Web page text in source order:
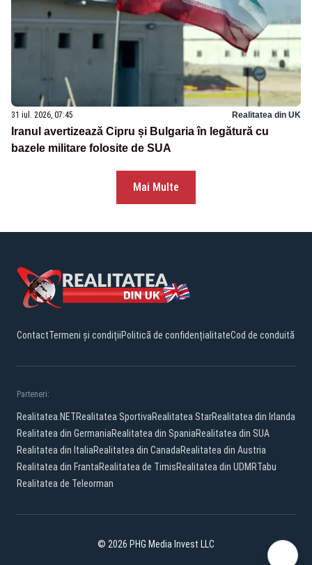
31 iul. 2026, 07:45 Realitatea din UK
Iranul avertizează Cipru și Bulgaria în legătură cu
bazele militare folosite de SUA
Mai Multe
ContactTermeni și condițiiPolitică de confidențialitateCod de conduită
Parteneri:
Realitatea.NETRealitatea SportivaRealitatea StarRealitatea din Irlanda
Realitatea din GermaniaRealitatea din SpaniaRealitatea din SUA
Realitatea din ItaliaRealitatea din CanadaRealitatea din Austria
Realitatea din FrantaRealitatea de TimisRealitatea din UDMRTabu
Realitatea de Teleorman
© 2026 PHG Media Invest LLC